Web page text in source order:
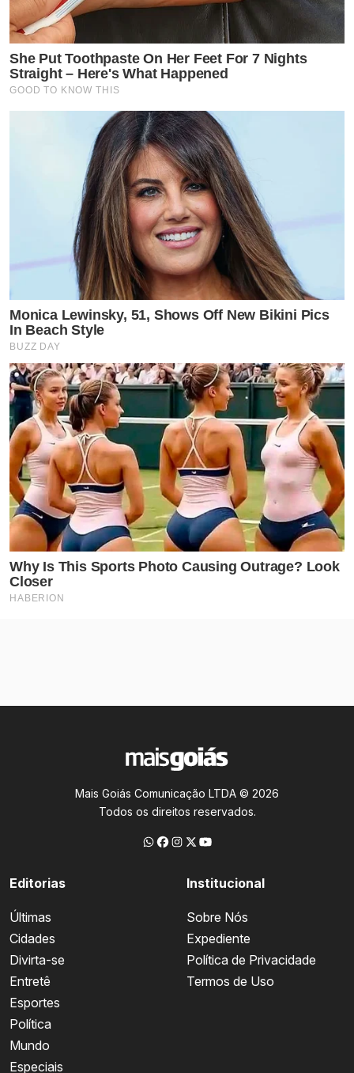
Mais Goiás Comunicação LTDA © 2026
Todos os direitos reservados.
Editorias
Últimas
Cidades
Divirta-se
Entretê
Esportes
Política
Mundo
Especiais
Institucional
Sobre Nós
Expediente
Política de Privacidade
Termos de Uso